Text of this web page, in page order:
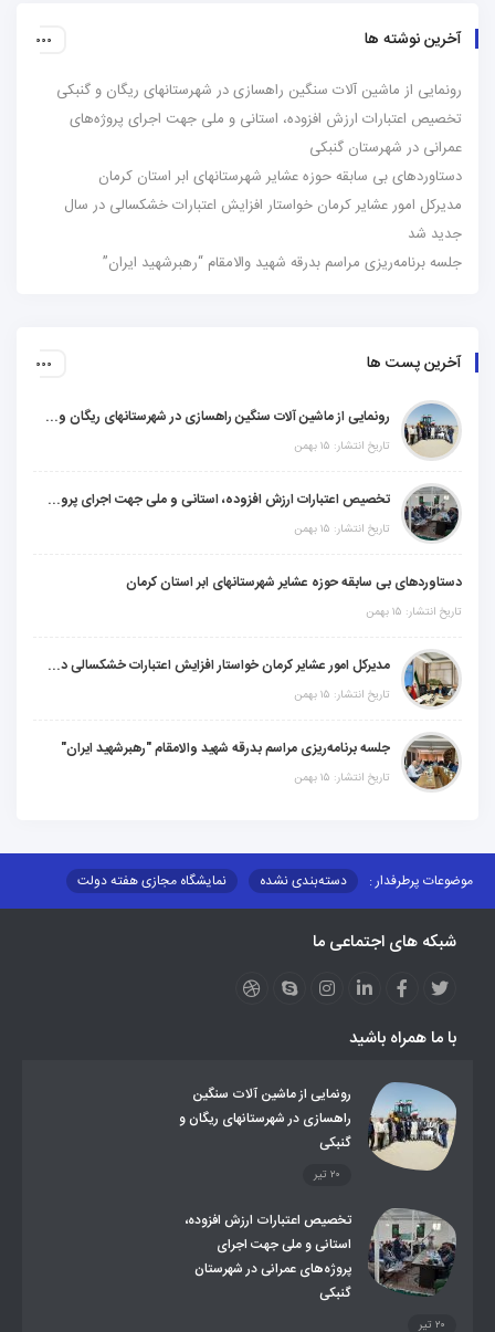
آخرین نوشته ها
رونمایی از ماشین آلات سنگین راهسازی در شهرستانهای ریگان و گنبکی
تخصیص اعتبارات ارزش افزوده، استانی و ملی جهت اجرای پروژه‌های
عمرانی در شهرستان گنبکی
دستاوردهای بی سابقه حوزه عشایر شهرستانهای ابر استان کرمان
مدیرکل امور عشایر کرمان خواستار افزایش اعتبارات خشکسالی در سال
جدید شد
جلسه برنامه‌ریزی مراسم بدرقه شهید والامقام “رهبرشهید ایران”
آخرین پست ها
رونمایی از ماشین آلات سنگین راهسازی در شهرستانهای ریگان و گنبکی
تاریخ انتشار: ۱۵ بهمن
تخصیص اعتبارات ارزش افزوده، استانی و ملی جهت اجرای پروژه‌های عمرانی در شهرستان گنبکی
تاریخ انتشار: ۱۵ بهمن
دستاوردهای بی سابقه حوزه عشایر شهرستانهای ابر استان کرمان
تاریخ انتشار: ۱۵ بهمن
مدیرکل امور عشایر کرمان خواستار افزایش اعتبارات خشکسالی در سال جدید شد
تاریخ انتشار: ۱۵ بهمن
جلسه برنامه‌ریزی مراسم بدرقه شهید والامقام "رهبرشهید ایران"
تاریخ انتشار: ۱۵ بهمن
موضوعات پرطرفدار : دسته‌بندی نشده
نمایشگاه مجازی هفته دولت
مزایدات و مناقصات
محتوای کانون توسعه
عملکردها
عشایر استان
طرح و برنامه
روند ساماندهی عشایر داوطلب اسکان
تشکیلات اداری
شبکه های اجتماعی ما
با ما همراه باشید
رونمایی از ماشین آلات سنگین
راهسازی در شهرستانهای ریگان و
گنبکی
۲۰ تیر
تخصیص اعتبارات ارزش افزوده،
استانی و ملی جهت اجرای
پروژه‌های عمرانی در شهرستان
گنبکی
۲۰ تیر